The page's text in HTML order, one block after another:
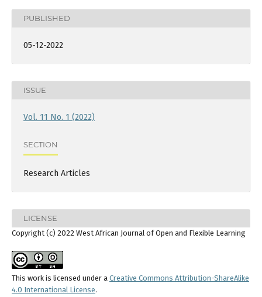
PUBLISHED
05-12-2022
ISSUE
Vol. 11 No. 1 (2022)
SECTION
Research Articles
LICENSE
Copyright (c) 2022 West African Journal of Open and Flexible Learning
This work is licensed under a Creative Commons Attribution-ShareAlike
4.0 International License.